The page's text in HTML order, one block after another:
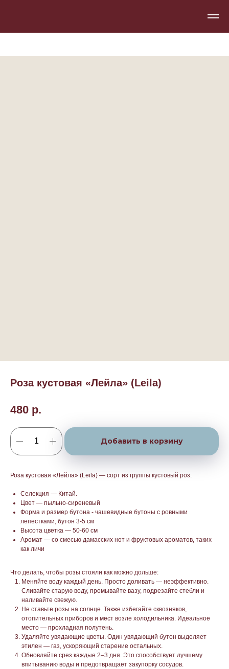
Роза кустовая «Лейла» (Leila)
480 р.
Добавить в корзину
Роза кустовая «Лейла» (Leila) — сорт из группы кустовый роз.
Селекция — Китай.
Цвет — пыльно-сиреневый
Форма и размер бутона - чашевидные бутоны с ровными
лепестками, бутон 3-5 см
Высота цветка — 50-60 см
Аромат — со смесью дамасских нот и фруктовых ароматов, таких
как личи
Что делать, чтобы розы стояли как можно дольше:
Меняйте воду каждый день. Просто доливать — неэффективно.
Сливайте старую воду, промывайте вазу, подрезайте стебли и
наливайте свежую.
Не ставьте розы на солнце. Также избегайте сквозняков,
отопительных приборов и мест возле холодильника. Идеальное
место — прохладная полутень.
Удаляйте увядающие цветы. Один увядающий бутон выделяет
этилен — газ, ускоряющий старение остальных.
Обновляйте срез каждые 2–3 дня. Это способствует лучшему
впитыванию воды и предотвращает закупорку сосудов.